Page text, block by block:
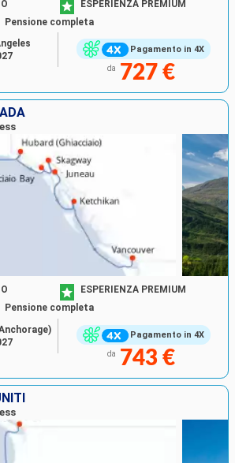
Pagamento in 4X
ESPERIENZA PREMIUM
Pensione completa
da 727 €
Pagamento in 4X
ESPERIENZA PREMIUM
Pensione completa
da 743 €